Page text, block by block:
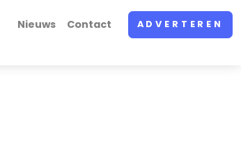
Nieuws Contact ADVERTEREN